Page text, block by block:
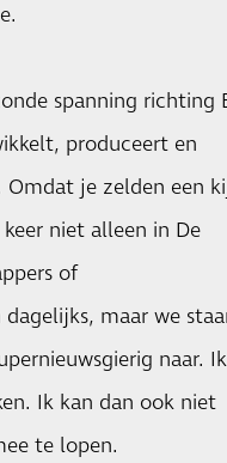
spanning richting
produceert en
Omdat je zelden een
niet alleen in De
of
maar we
naar.
Ik kan dan ook niet
te lopen.